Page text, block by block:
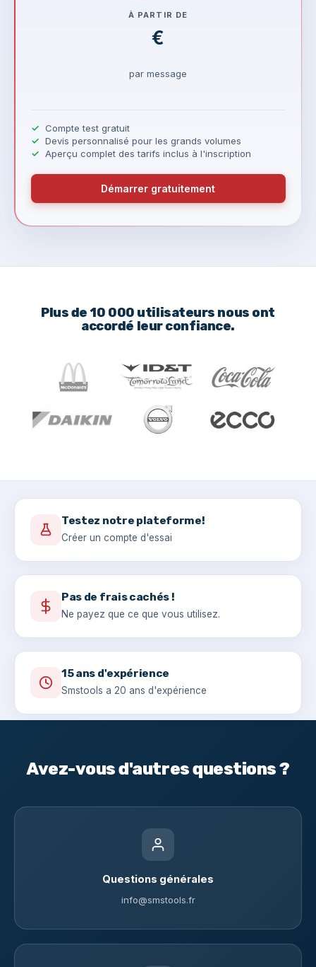
Plus de 10 000 utilisateurs nous ont
accordé leur confiance.
Testez notre plateforme!
Créer un compte d'essai
Pas de frais cachés !
Ne payez que ce que vous utilisez.
15 ans d'expérience
Smstools a 20 ans d'expérience
À PARTIR DE
€
par message
Compte test gratuit
Devis personnalisé pour les grands volumes
Aperçu complet des tarifs inclus à l'inscription
Démarrer gratuitement
Avez-vous d'autres questions ?
Questions générales
info@smstools.fr